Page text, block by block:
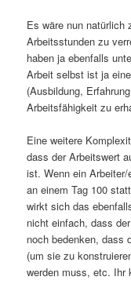
Es wäre nun natürlich
Arbeitsstunden zu
haben ja ebenfalls
Arbeit selbst ist ja
(Ausbildung,
Arbeitsfähigkeit zu
Eine weitere
dass der Arbeitswert
ist. Wenn ein
an einem Tag 100
wirkt sich das
nicht einfach, dass
noch bedenken, dass
(um sie zu
werden muss, etc. Ihr